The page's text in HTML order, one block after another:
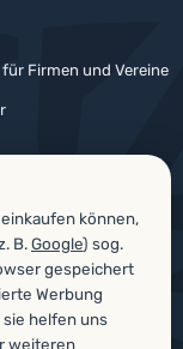
können,
B.Google) sog.
gespeichert
Werbung
helfen uns
weiteren
Firmen und Vereine